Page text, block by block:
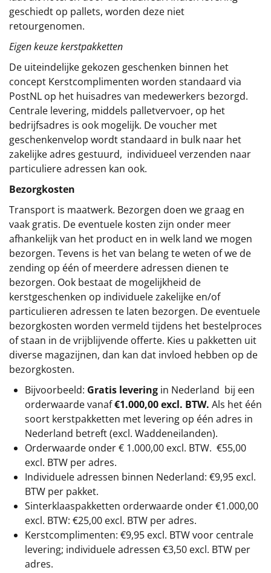
geschiedt op pallets, worden deze niet
retourgenomen.
Eigen keuze kerstpakketten
De uiteindelijke gekozen geschenken binnen het
concept Kerstcomplimenten worden standaard via
PostNL op het huisadres van medewerkers bezorgd.
Centrale levering, middels palletvervoer, op het
bedrijfsadres is ook mogelijk. De voucher met
geschenkenvelop wordt standaard in bulk naar het
zakelijke adres gestuurd, individueel verzenden naar
particuliere adressen kan ook.
Bezorgkosten
Transport is maatwerk. Bezorgen doen we graag en
vaak gratis. De eventuele kosten zijn onder meer
afhankelijk van het product en in welk land we mogen
bezorgen. Tevens is het van belang te weten of we de
zending op één of meerdere adressen dienen te
bezorgen. Ook bestaat de mogelijkheid de
kerstgeschenken op individuele zakelijke en/of
particulieren adressen te laten bezorgen. De eventuele
bezorgkosten worden vermeld tijdens het bestelproces
of staan in de vrijblijvende offerte. Kies u pakketten uit
diverse magazijnen, dan kan dat invloed hebben op de
bezorgkosten.
Bijvoorbeeld: Gratis levering in Nederland bij een
orderwaarde vanaf€1.000,00 excl. BTW. Als het één
soort kerstpakketten met levering op één adres in
Nederland betreft (excl. Waddeneilanden).
Orderwaarde onder € 1.000,00 excl. BTW. €55,00
excl. BTW per adres.
Individuele adressen binnen Nederland: €9,95 excl.
BTW per pakket.
Sinterklaaspakketten orderwaarde onder €1.000,00
excl. BTW: €25,00 excl. BTW per adres.
Kerstcomplimenten: €9,95 excl. BTW voor centrale
levering; individuele adressen €3,50 excl. BTW per
adres.